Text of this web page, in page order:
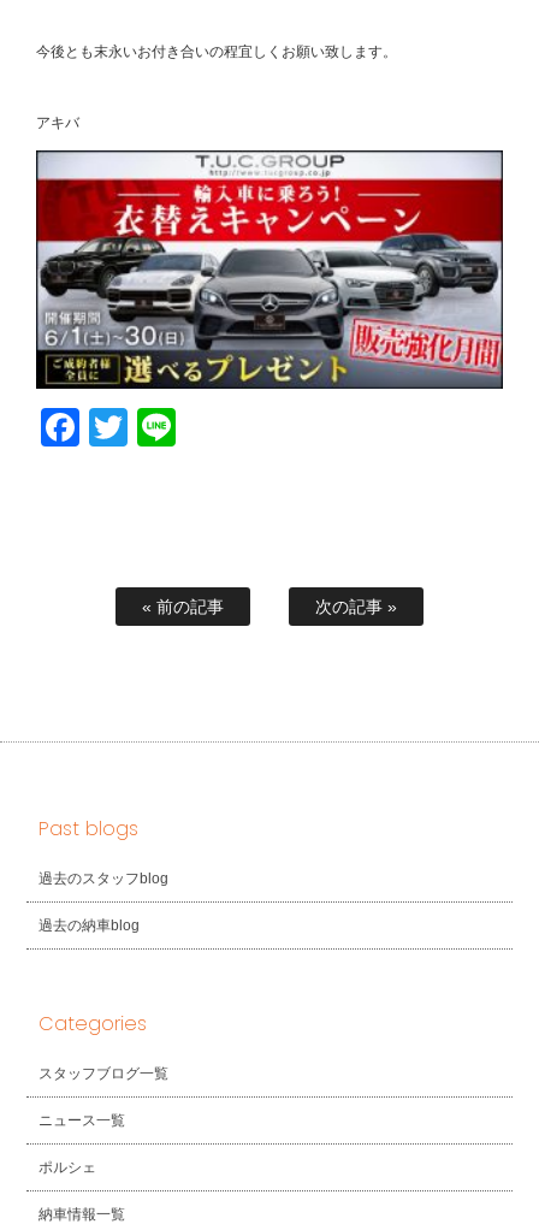
今後とも末永いお付き合いの程宜しくお願い致します。
アキバ
Facebook
Twitter
« 前の記事 次の記事 »
Past blogs
過去のスタッフblog
過去の納車blog
Categories
スタッフブログ一覧
ニュース一覧
ポルシェ
納車情報一覧